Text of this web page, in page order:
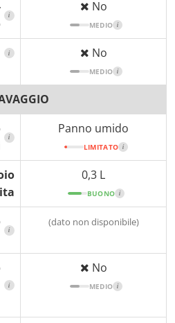
i
No
MEDIO i
i No
MEDIO i
i
Panno umido
LIMITATO i
0,3 L
BUONO i
i
(dato non disponibile)
i
No
MEDIO i